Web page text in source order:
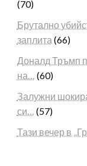
(70)
Брутално
заплита (66)
Доналд Тръмп
на… (60)
Залужни
си… (57)
Тази вечер в